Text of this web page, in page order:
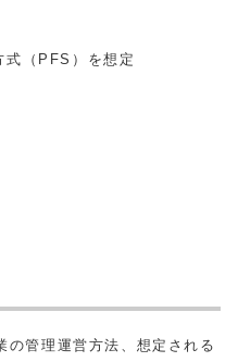
式（ PFS ）を想定
の管理運営方法、想定される